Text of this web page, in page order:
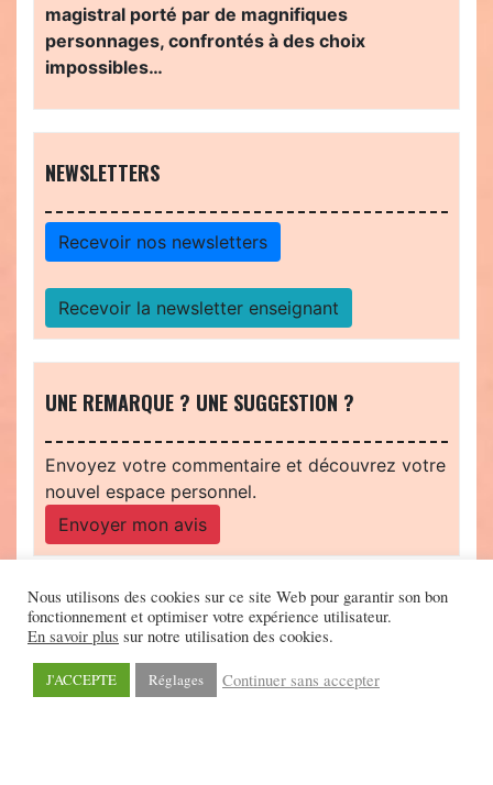
magistral porté par de magnifiques
personnages, confrontés à des choix
impossibles…
NEWSLETTERS
Recevoir nos newsletters
Recevoir la newsletter enseignant
UNE REMARQUE ? UNE SUGGESTION ?
Envoyez votre commentaire et découvrez votre
nouvel espace personnel.
Envoyer mon avis
Nous utilisons des cookies sur ce site Web pour garantir son bon
fonctionnement et optimiser votre expérience utilisateur.
En savoir plus sur notre utilisation des cookies.
J'ACCEPTE Réglages Continuer sans accepter